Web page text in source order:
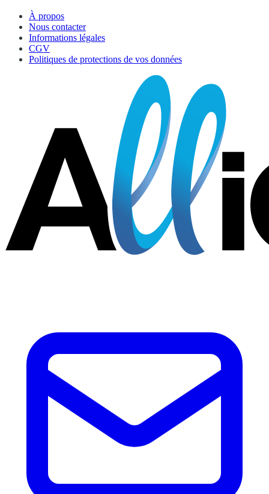
À propos
Nous contacter
Informations légales
CGV
Politiques de protections de vos données